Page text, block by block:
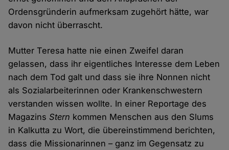
Ordensgründerin aufmerksam zugehört hätte, war
davon nicht überrascht.
Mutter Teresa hatte nie einen Zweifel daran
gelassen, dass ihr eigentliches Interesse dem Leben
nach dem Tod galt und dass sie ihre Nonnen nicht
als Sozialarbeiterinnen oder Krankenschwestern
verstanden wissen wollte. In einer Reportage des
MagazinsStern kommen Menschen aus den Slums
in Kalkutta zu Wort, die übereinstimmend berichten,
dass die Missionarinnen – ganz im Gegensatz zu